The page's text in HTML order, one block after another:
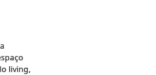
living,